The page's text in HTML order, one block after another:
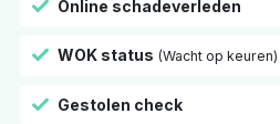
Online schadeverleden
WOK status (Wacht op keuren)
Gestolen check